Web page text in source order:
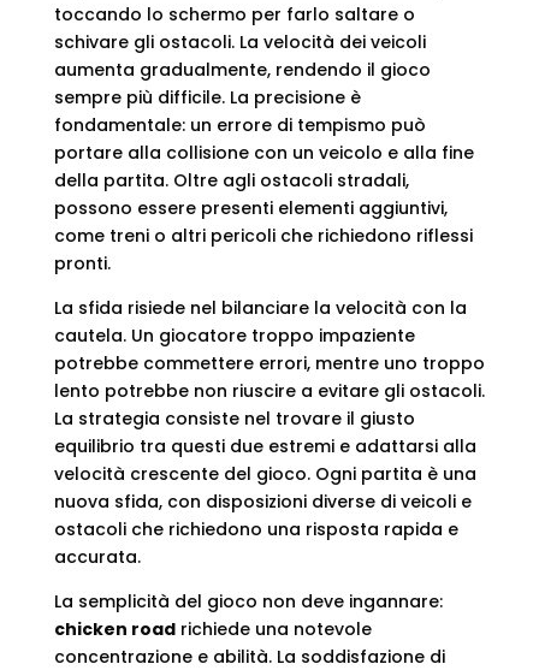
toccando lo schermo per farlo saltare o
schivare gli ostacoli. La velocità dei veicoli
aumenta gradualmente, rendendo il gioco
sempre più difficile. La precisione è
fondamentale: un errore di tempismo può
portare alla collisione con un veicolo e alla fine
della partita. Oltre agli ostacoli stradali,
possono essere presenti elementi aggiuntivi,
come treni o altri pericoli che richiedono riflessi
pronti.
La sfida risiede nel bilanciare la velocità con la
cautela. Un giocatore troppo impaziente
potrebbe commettere errori, mentre uno troppo
lento potrebbe non riuscire a evitare gli ostacoli.
La strategia consiste nel trovare il giusto
equilibrio tra questi due estremi e adattarsi alla
velocità crescente del gioco. Ogni partita è una
nuova sfida, con disposizioni diverse di veicoli e
ostacoli che richiedono una risposta rapida e
accurata.
La semplicità del gioco non deve ingannare:
chicken roadrichiede una notevole
concentrazione e abilità. La soddisfazione di